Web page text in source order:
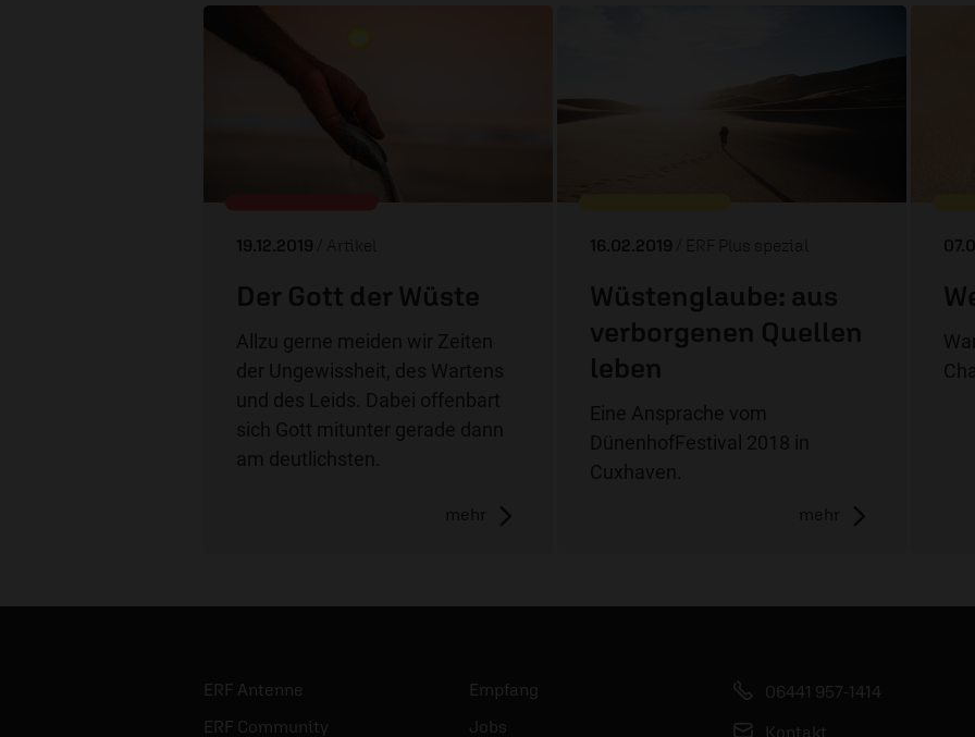
19.12.2019 / Artikel
Der Gott der Wüste
Allzu gerne meiden wir Zeiten
der Ungewissheit, des Wartens
und des Leids. Dabei offenbart
sich Gott mitunter gerade dann
am deutlichsten.
mehr
16.02.2019 / ERF Plus spezial
Wüstenglaube: aus
verborgenen Quellen
leben
Eine Ansprache vom
DünenhofFestival 2018 in
Cuxhaven.
mehr
ERF Antenne
ERF Community
Empfang
Jobs
06441 957-1414
Kontakt